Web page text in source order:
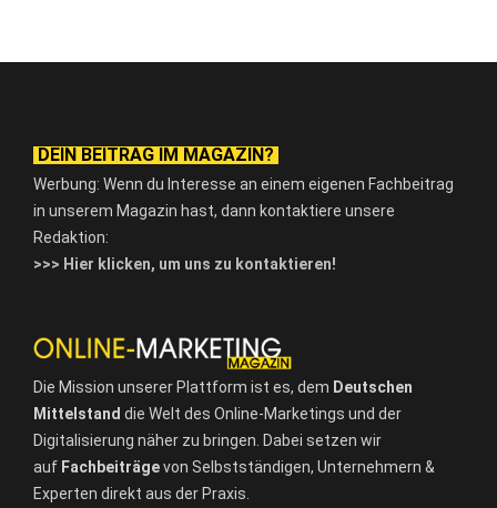
DEIN BEITRAG IM MAGAZIN?
Werbung: Wenn du Interesse an einem eigenen Fachbeitrag
in unserem Magazin hast, dann kontaktiere unsere
Redaktion:
>>> Hier klicken, um uns zu kontaktieren!
Die Mission unserer Plattform ist es, dem Deutschen
Mittelstand die Welt des Online-Marketings und der
Digitalisierung näher zu bringen. Dabei setzen wir
auf Fachbeiträgevon Selbstständigen, Unternehmern &
Experten direkt aus der Praxis.